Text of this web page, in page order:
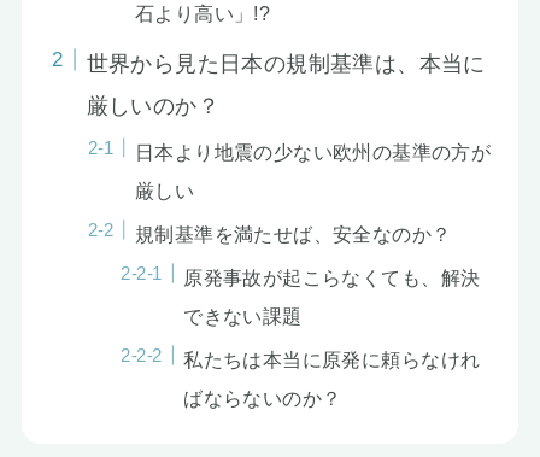
石より高い」!?
世界から見た日本の規制基準は、本当に
厳しいのか？
日本より地震の少ない欧州の基準の方が
厳しい
規制基準を満たせば、安全なのか？
原発事故が起こらなくても、解決
できない課題
私たちは本当に原発に頼らなけれ
ばならないのか？